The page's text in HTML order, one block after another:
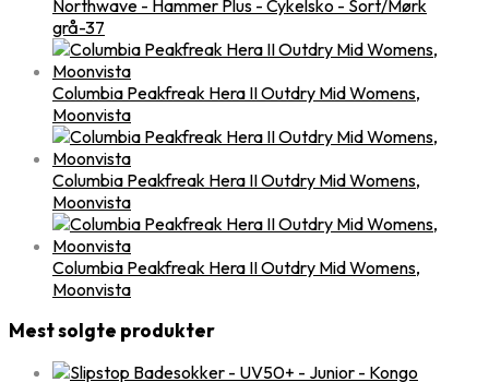
Northwave - Hammer Plus - Cykelsko - Sort/Mørk
grå-37
Columbia Peakfreak Hera II Outdry Mid Womens,
Moonvista
Columbia Peakfreak Hera II Outdry Mid Womens,
Moonvista
Columbia Peakfreak Hera II Outdry Mid Womens,
Moonvista
Mest solgte produkter